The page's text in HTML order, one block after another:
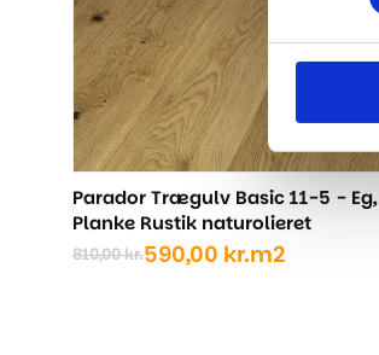
Parador Trægulv Basic 11-5 - Eg,
Planke Rustik naturolieret
810,00kr.
Den
590,00 kr.
Den
m2